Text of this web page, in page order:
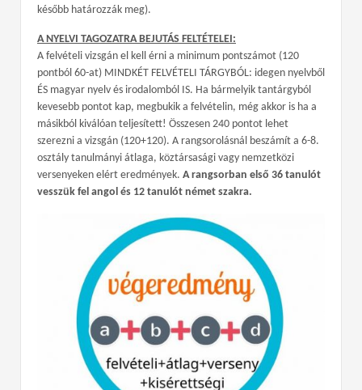
később határozzák meg).
A NYELVI TAGOZATRA BEJUTÁS FELTÉTELEI:
A felvételi vizsgán el kell érni a minimum pontszámot (120
pontból 60-at) MINDKÉT FELVÉTELI TÁRGYBÓL: idegen nyelvből
ÉS magyar nyelv és irodalomból IS. Ha bármelyik tantárgyból
kevesebb pontot kap, megbukik a felvételin, még akkor is ha a
másikból kiválóan teljesített! Összesen 240 pontot lehet
szerezni a vizsgán (120+120). A rangsorolásnál beszámít a 6-8.
osztály tanulmányi átlaga, köztársasági vagy nemzetközi
versenyeken elért eredmények. A rangsorban első 36 tanulót
vesszük fel angol és 12 tanulót német szakra.